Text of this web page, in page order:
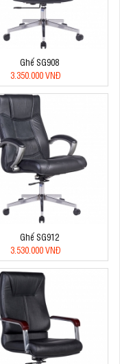
Ghế SG908
3.350.000 VNĐ
Ghế SG912
3.530.000 VNĐ